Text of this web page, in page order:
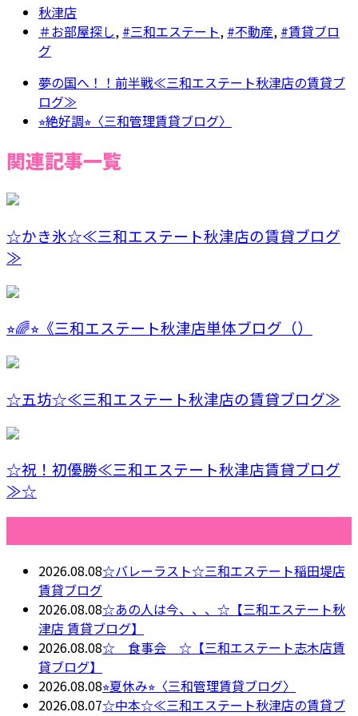
秋津店
＃お部屋探し, #三和エステート, #不動産, #賃貸ブロ
グ
夢の国へ！！前半戦≪三和エステート秋津店の賃貸ブ
ログ≫
⭐︎絶好調⭐︎〈三和管理賃貸ブログ〉
関連記事一覧
☆かき氷☆≪三和エステート秋津店の賃貸ブログ
≫
⭐︎🌈⭐︎《三和エステート秋津店単体ブログ（）
☆五坊☆≪三和エステート秋津店の賃貸ブログ≫
☆祝！初優勝≪三和エステート秋津店賃貸ブログ
≫☆
2026.08.08☆バレーラスト☆三和エステート稲田堤店
賃貸ブログ
2026.08.08☆あの人は今、、、☆【三和エステート秋
津店 賃貸ブログ】
2026.08.08☆ 食事会 ☆【三和エステート志木店賃
貸ブログ】
2026.08.08⭐︎夏休み⭐︎〈三和管理賃貸ブログ〉
2026.08.07☆中本☆≪三和エステート秋津店の賃貸ブ